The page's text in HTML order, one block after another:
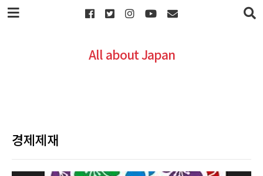
본문 바로가기
All about Japan
경제제재